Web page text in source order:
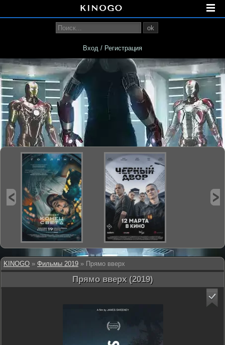
KINOGO » Фильмы 2019 » Прямо вверх
Прямо вверх (2019)
ok
Вход / Регистрация